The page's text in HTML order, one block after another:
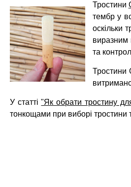
Тростини
тембр у
оскільки
виразним
та
Тростини
У статті"Як обрати тростину
тонкощами при виборі тростини